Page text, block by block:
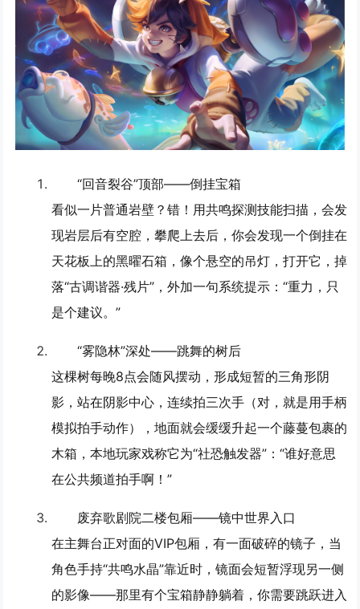
“回音裂谷”顶部——倒挂宝箱
看似一片普通岩壁？错！用共鸣探测技能扫描，会发
现岩层后有空腔，攀爬上去后，你会发现一个倒挂在
天花板上的黑曜石箱，像个悬空的吊灯，打开它，掉
落“古调谐器·残片”，外加一句系统提示：“重力，只
是个建议。”
“雾隐林”深处——跳舞的树后
这棵树每晚8点会随风摆动，形成短暂的三角形阴
影，站在阴影中心，连续拍三次手（对，就是用手柄
模拟拍手动作），地面就会缓缓升起一个藤蔓包裹的
木箱，本地玩家戏称它为“社恐触发器”：“谁好意思
在公共频道拍手啊！”
废弃歌剧院二楼包厢——镜中世界入口
在主舞台正对面的VIP包厢，有一面破碎的镜子，当
角色手持“共鸣水晶”靠近时，镜面会短暂浮现另一侧
的影像——那里有个宝箱静静躺着，你需要跳跃进入